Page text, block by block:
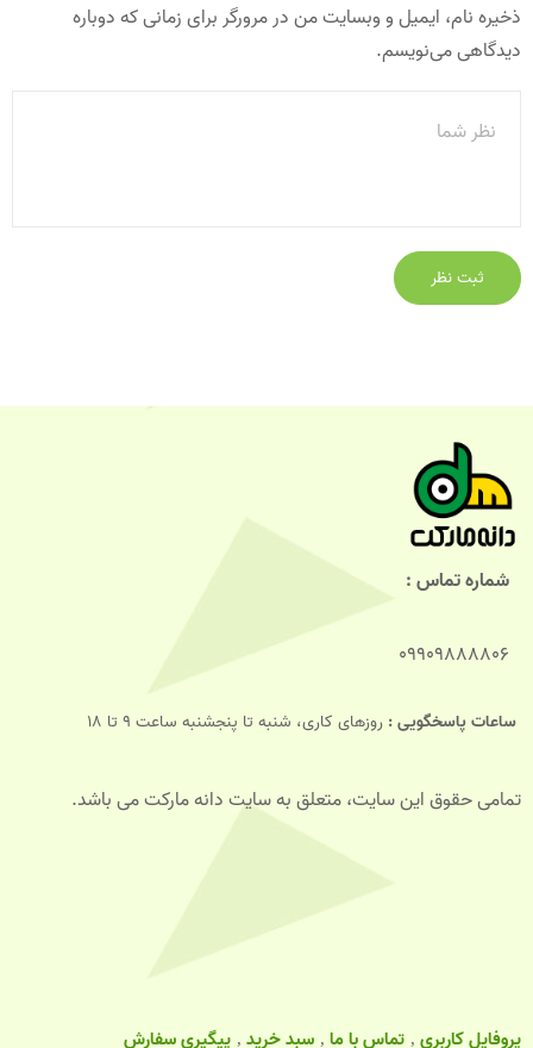
ذخیره نام، ایمیل و وبسایت من در مرورگر برای زمانی که دوباره
دیدگاهی می‌نویسم.
شماره تماس :
09909888806
ساعات پاسخگویی : روزهای کاری، شنبه تا پنجشنبه ساعت 9 تا 18
تمامی حقوق این سایت، متعلق به سایت دانه مارکت می باشد.
پروفایل کاربری تماس با ما سبد خرید پیگیری سفارش